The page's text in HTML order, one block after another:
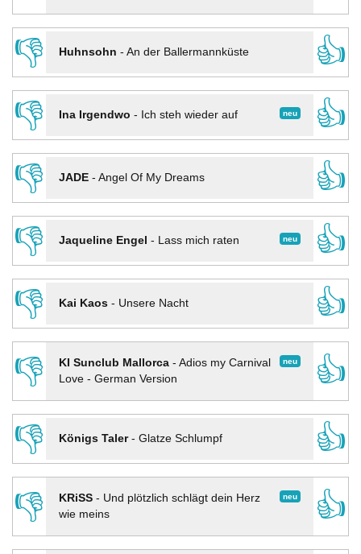
👎
Huhnsohn - An der Ballermannküste
👍
👎
neu
Ina Irgendwo - Ich steh wieder auf
👍
👎
JADE- Angel Of My Dreams
👍
👎
neu
Jaqueline Engel - Lass mich raten
👍
👎
Kai Kaos- Unsere Nacht
👍
👎
neu
KI Sunclub Mallorca- Adios my Carnival
Love - German Version
👍
👎
Königs Taler- Glatze Schlumpf
👍
👎
neu
KRiSS- Und plötzlich schlägt dein Herz
wie meins
👍